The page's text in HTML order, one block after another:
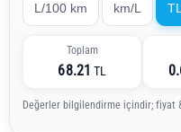
L/100 km km/L
Toplam
68.21 TL
Değerler bilgilendirme içindir;